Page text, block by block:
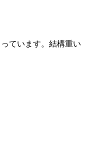
ています。結構重い